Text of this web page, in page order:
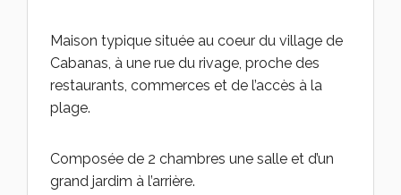
Maison typique située au coeur du village de
Cabanas, à une rue du rivage, proche des
restaurants, commerces et de l’accès à la
plage.
Composée de 2 chambres une salle et d’un
grand jardim à l’arrière.